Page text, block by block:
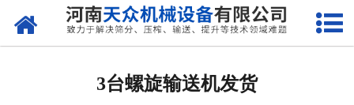
网站首页
3台螺旋输送机发货